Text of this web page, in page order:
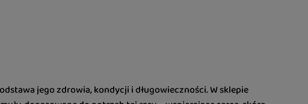
jego zdrowia, kondycji i długowieczności. W sklepie